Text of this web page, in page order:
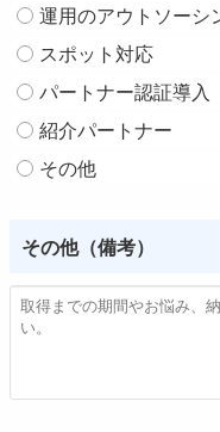
運用のアウトソーシ
スポット対応
パートナー認証導入
紹介パートナー
その他
その他（備考）